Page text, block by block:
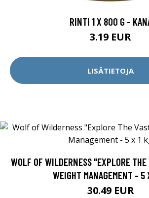
RINTI 1 X 800 G -
3.19 EUR
LISÄTIETOJA
WOLF OF WILDERNESS "EXPLORE
WEIGHT MANAGEMENT - 5
30.49 EUR